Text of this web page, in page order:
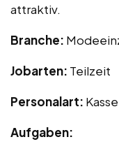
attraktiv.
Branche:
Jobarten: Teilzeit
Personalart:
Aufgaben: